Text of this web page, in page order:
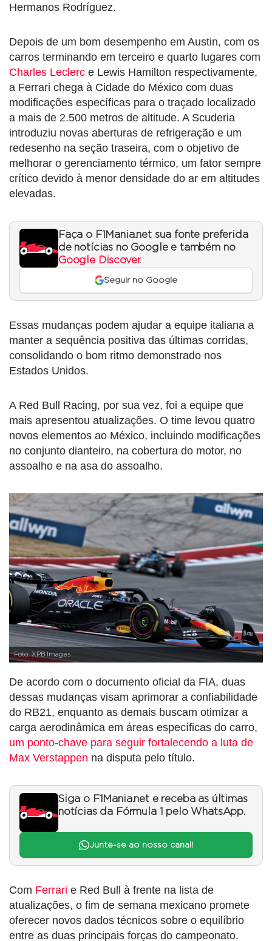
Hermanos Rodríguez.
Depois de um bom desempenho em Austin, com os
carros terminando em terceiro e quarto lugares com
Charles Leclerc e Lewis Hamilton respectivamente,
a Ferrari chega à Cidade do México com duas
modificações específicas para o traçado localizado
a mais de 2.500 metros de altitude. A Scuderia
introduziu novas aberturas de refrigeração e um
redesenho na seção traseira, com o objetivo de
melhorar o gerenciamento térmico, um fator sempre
crítico devido à menor densidade do ar em altitudes
elevadas.
Faça o F1Mania.net sua fonte preferida
de notícias no Google e também no
Google Discover.
Seguir no Google
Essas mudanças podem ajudar a equipe italiana a
manter a sequência positiva das últimas corridas,
consolidando o bom ritmo demonstrado nos
Estados Unidos.
A Red Bull Racing, por sua vez, foi a equipe que
mais apresentou atualizações. O time levou quatro
novos elementos ao México, incluindo modificações
no conjunto dianteiro, na cobertura do motor, no
assoalho e na asa do assoalho.
Foto: XPB Images
De acordo com o documento oficial da FIA, duas
dessas mudanças visam aprimorar a confiabilidade
do RB21, enquanto as demais buscam otimizar a
carga aerodinâmica em áreas específicas do carro,
um ponto-chave para seguir fortalecendo a luta de
Max Verstappen na disputa pelo título.
Siga o F1Mania.net e receba as últimas
notícias da Fórmula 1 pelo WhatsApp.
Junte-se ao nosso canal!
Com Ferrari e Red Bull à frente na lista de
atualizações, o fim de semana mexicano promete
oferecer novos dados técnicos sobre o equilíbrio
entre as duas principais forças do campeonato.